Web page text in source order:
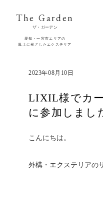
The Garden
ザ・ガーデン
愛知・一宮市エリアの
風土に根ざしたエクステリア
2023年08月10日
LIXIL様でカ
に参加しまし
こんにちは。
外構・エクステリアの